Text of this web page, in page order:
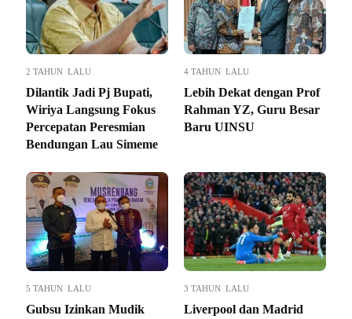
2 TAHUN LALU
Dilantik Jadi Pj Bupati,
Wiriya Langsung Fokus
Percepatan Peresmian
Bendungan Lau Simeme
4 TAHUN LALU
Lebih Dekat dengan Prof
Rahman YZ, Guru Besar
Baru UINSU
5 TAHUN LALU
Gubsu Izinkan Mudik
3 TAHUN LALU
Liverpool dan Madrid